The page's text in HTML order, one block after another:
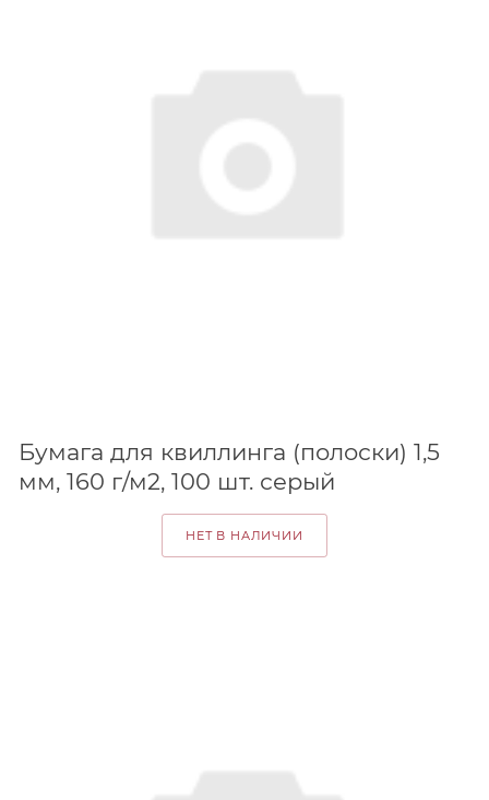
Бумага для квиллинга (полоски) 1,5
мм, 160 г/м2, 100 шт. серый
НЕТ В НАЛИЧИИ